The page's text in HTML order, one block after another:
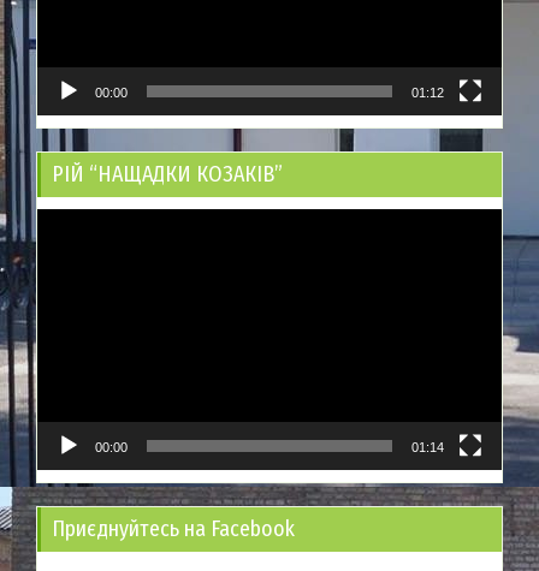
00:00 01:12
РІЙ “НАЩАДКИ КОЗАКІВ”
00:00 01:14
Приєднуйтесь на Facebook